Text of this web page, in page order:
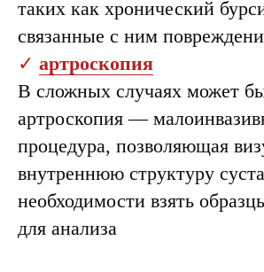
таких как хронический
связанные с ним
✓ артроскопия
В сложных случаях может
артроскопия —
процедура, позволяющая
внутреннюю структуру
необходимости взять
для анализа